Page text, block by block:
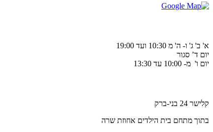
א' ב' ג' ו- ה' מ 10:30 ועד 19:00
יום ד’ סגור
יום ו' מ- 10:00 עד 13:30
קלישר 24 בני-ברק
בתוך מתחם בית הילדים אחוזת שרה